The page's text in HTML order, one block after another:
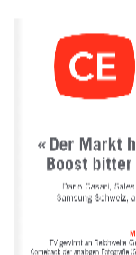
TV gewinnt an Reichweite
Comeback der analogen Fotografie
« Der Markt
Boost bitter
Dario Casari,
Samsung Schweiz,